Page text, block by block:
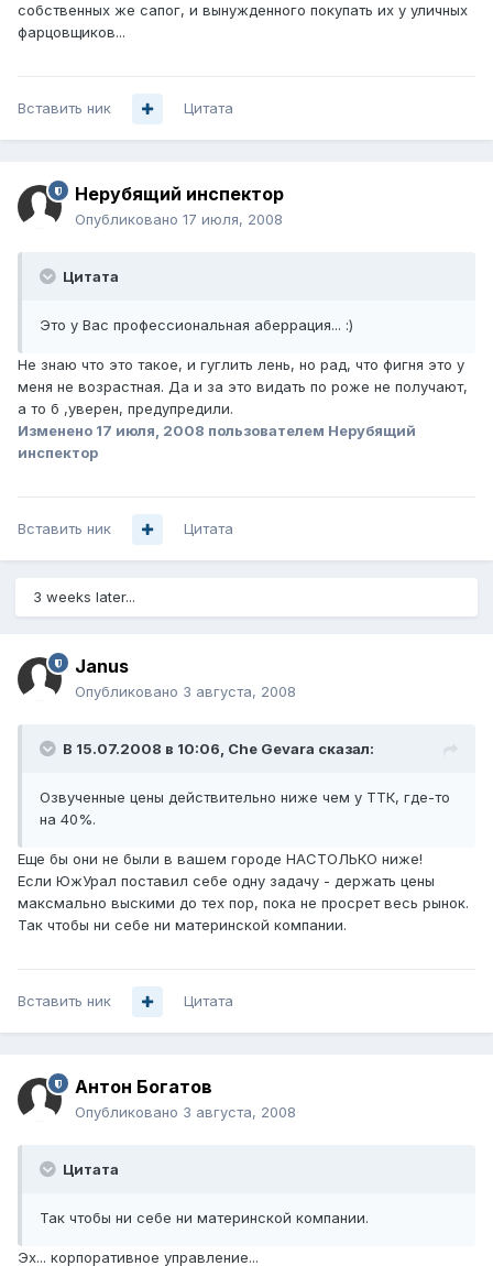
собственных же сапог, и вынужденного покупать их у уличных
фарцовщиков...
Вставить ник Цитата
Нерубящий инспектор
Опубликовано 17 июля, 2008
Цитата
Это у Вас профессиональная аберрация... :)
Не знаю что это такое, и гуглить лень, но рад, что фигня это у
меня не возрастная. Да и за это видать по роже не получают,
а то б ,уверен, предупредили.
Изменено 17 июля, 2008 пользователем Нерубящий
инспектор
Вставить ник Цитата
3 weeks later...
Janus
Опубликовано 3 августа, 2008
В 15.07.2008 в 10:06, Che Gevara сказал:
Озвученные цены действительно ниже чем у ТТК, где-то
на 40%.
Еще бы они не были в вашем городе НАСТОЛЬКО ниже!
Если ЮжУрал поставил себе одну задачу - держать цены
максмально выскими до тех пор, пока не просрет весь рынок.
Так чтобы ни себе ни материнской компании.
Вставить ник Цитата
Антон Богатов
Опубликовано 3 августа, 2008
Цитата
Так чтобы ни себе ни материнской компании.
Эх... корпоративное управление...